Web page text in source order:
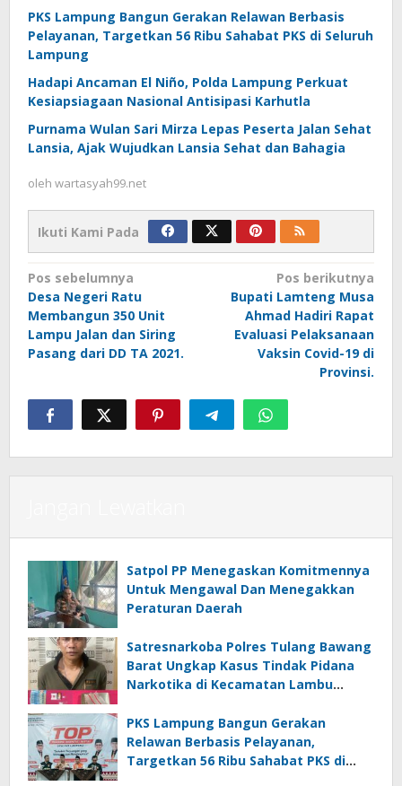
PKS Lampung Bangun Gerakan Relawan Berbasis
Pelayanan, Targetkan 56 Ribu Sahabat PKS di Seluruh
Lampung
Hadapi Ancaman El Niño, Polda Lampung Perkuat
Kesiapsiagaan Nasional Antisipasi Karhutla
Purnama Wulan Sari Mirza Lepas Peserta Jalan Sehat
Lansia, Ajak Wujudkan Lansia Sehat dan Bahagia
oleh wartasyah99.net
Ikuti Kami Pada
Navigasi
pos
Pos sebelumnya
Desa Negeri Ratu
Membangun 350 Unit
Lampu Jalan dan Siring
Pasang dari DD TA 2021.
Pos berikutnya
Bupati Lamteng Musa
Ahmad Hadiri Rapat
Evaluasi Pelaksanaan
Vaksin Covid-19 di
Provinsi.
Satpol PP Menegaskan Komitmennya
Untuk Mengawal Dan Menegakkan
Peraturan Daerah
Satresnarkoba Polres Tulang Bawang
Barat Ungkap Kasus Tindak Pidana
Narkotika di Kecamatan Lambu
PKS Lampung Bangun Gerakan
Relawan Berbasis Pelayanan,
Targetkan 56 Ribu Sahabat PKS di